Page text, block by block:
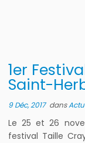
1er
Saint-
9 Déc, 2017dans
Le 25 et 26
festival Taille